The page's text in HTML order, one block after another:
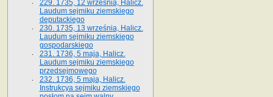
229. 1735, 12 września, Halicz.
Laudum sejmiku ziemskiego
deputackiego
230. 1735, 13 września, Halicz.
Laudum sejmiku ziemskiego
gospodarskiego
231. 1736, 5 maja, Halicz.
Laudum sejmiku ziemskiego
przedsejmowego
232. 1736, 5 maja, Halicz.
Instrukcya sejmiku ziemskiego